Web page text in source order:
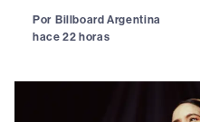
Por Billboard Argentina
hace 22 horas